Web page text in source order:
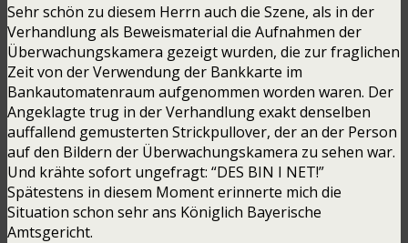
Sehr schön zu diesem Herrn auch die Szene, als in der
Verhandlung als Beweismaterial die Aufnahmen der
Überwachungskamera gezeigt wurden, die zur fraglichen
Zeit von der Verwendung der Bankkarte im
Bankautomatenraum aufgenommen worden waren. Der
Angeklagte trug in der Verhandlung exakt denselben
auffallend gemusterten Strickpullover, der an der Person
auf den Bildern der Überwachungskamera zu sehen war.
Und krähte sofort ungefragt: “DES BIN I NET!”
Spätestens in diesem Moment erinnerte mich die
Situation schon sehr ans Königlich Bayerische
Amtsgericht.